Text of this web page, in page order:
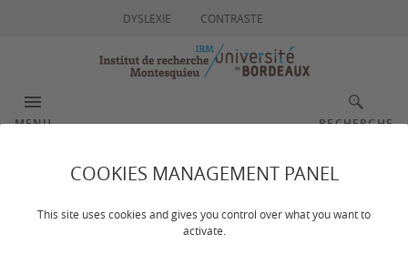
COOKIES MANAGEMENT PANEL
This site uses cookies and gives you control over what you want to
activate.
DYSLEXIE CONTRASTE
MENU RECHERCHE
David DIALLO